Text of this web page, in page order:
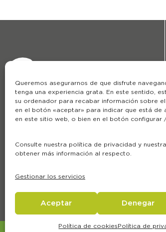
Queremos asegurarnos de que disfrute
tenga una experiencia grata. En este sentido,
su ordenador para recabar información sobre
en el botón «aceptar» para indicar que está de
en este sitio web, o bien en el botón configurar
Consulte nuestra política de privacidad y
obtener más información al respecto.
Gestionar los servicios
Aceptar Denegar
Política de cookiesPolítica de
918 475 077
info@laboratoriocobas.com
28770 Colmenar Viejo, Madrid